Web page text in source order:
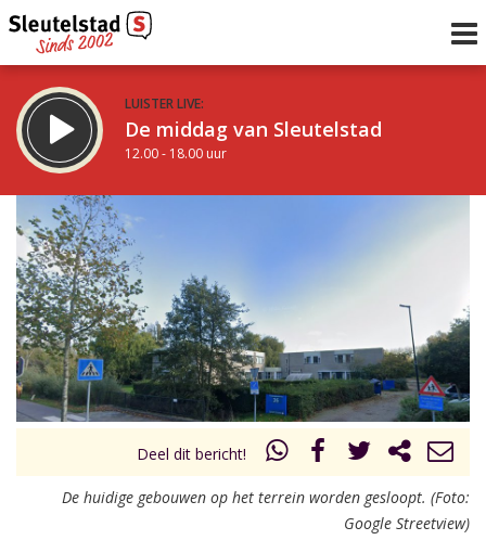
LUISTER LIVE:
De middag van Sleutelstad
12.00 - 18.00 uur
STRAKS:
De vrijdagavond met Keanu
18.00 - 19.00 uur
Vorig uur
Inklappen
Deel dit bericht!
De huidige gebouwen op het terrein worden gesloopt. (Foto:
Google Streetview)